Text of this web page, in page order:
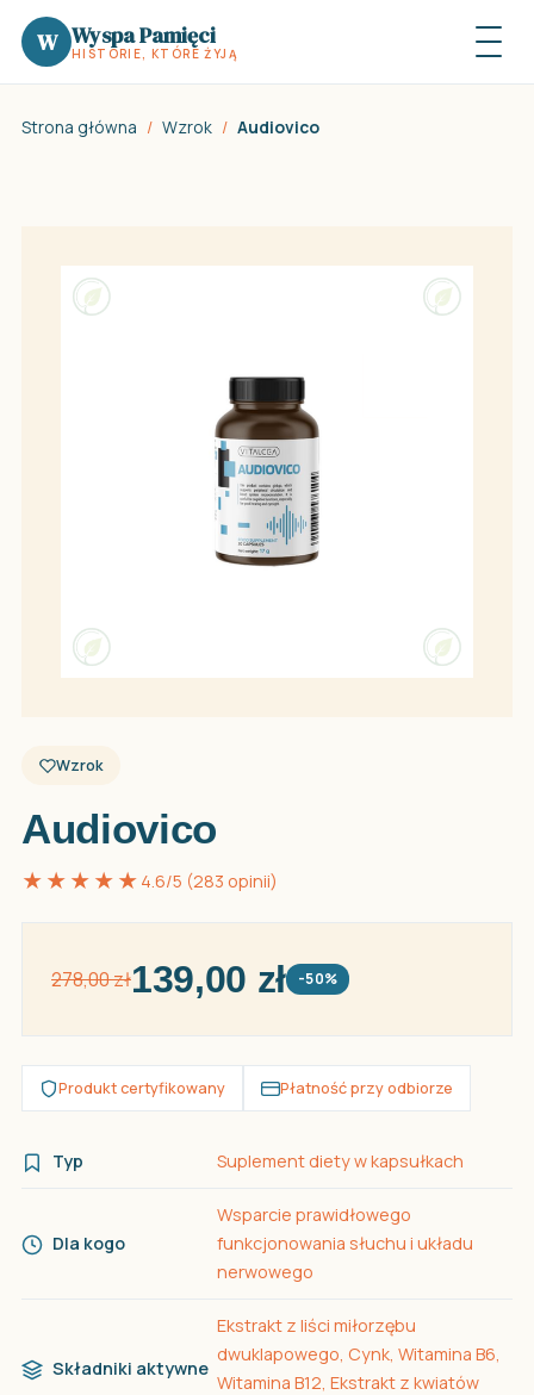
W Wyspa Pamięci
HISTORIE, KTÓRE ŻYJĄ
Strona główna / Wzrok / Audiovico
Wzrok
Audiovico
★★★★★ 4.6/5 (283 opinii)
278,00 zł139,00 zł -50%
Produkt certyfikowany Płatność przy odbiorze
Typ Suplement diety w kapsułkach
Dla kogo
Wsparcie prawidłowego
funkcjonowania słuchu i układu
nerwowego
Składniki aktywne
Ekstrakt z liści miłorzębu
dwuklapowego, Cynk, Witamina B6,
Witamina B12, Ekstrakt z kwiatów